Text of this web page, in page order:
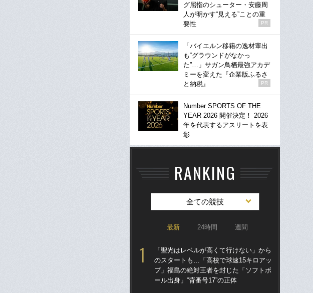
グ屈指のシューター・安藤周
人が明かす“見える”ことの重
要性
PR
「バイエルン移籍の逸材輩出
も“グラウンドがなかっ
た”…」サガン鳥栖最強アカデ
ミーを変えた『企業版ふるさ
と納税』
PR
Number SPORTS OF THE
YEAR 2026 開催決定！ 2026
年を代表するアスリートを表
彰
RANKING
全ての競技
最新 24時間 週間
「聖光はレベルが高くて行けない」から
のスタートも…「高校で球速15キロアッ
プ」福島の絶対王者を封じた「ソフトボ
ール出身」“背番号17”の正体